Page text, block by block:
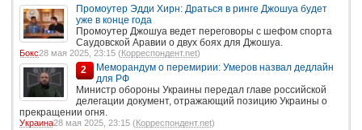
Промоутер Эдди Хирн: Драться в ринге Джошуа будет
уже в конце года
Промоутер Джошуа ведет переговоры с шефом спорта
Саудовской Аравии о двух боях для Джошуа.
Бокс28 мая 2025, 23:15 (Корреспондент.net)
2
Меморандум о перемирии: Умеров назвал дедлайн
для РФ
Министр обороны Украины передал главе российской
делегации документ, отражающий позицию Украины о
прекращении огня.
Украина28 мая 2025, 23:15 (Корреспондент.net)